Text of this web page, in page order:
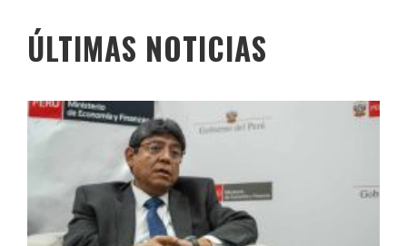
ÚLTIMAS NOTICIAS